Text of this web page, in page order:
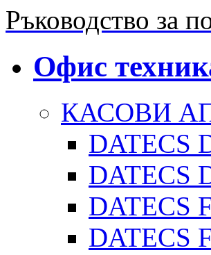
Ръководство за
Офис
КАСОВИ
DATECS
DATECS
DATECS
DATECS